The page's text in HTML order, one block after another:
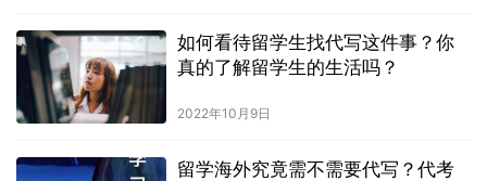
如何看待留学⽣找代写这件事？你
真的了解留学生的生活吗？
2022年10月9日
留学海外究竟需不需要代写？代考